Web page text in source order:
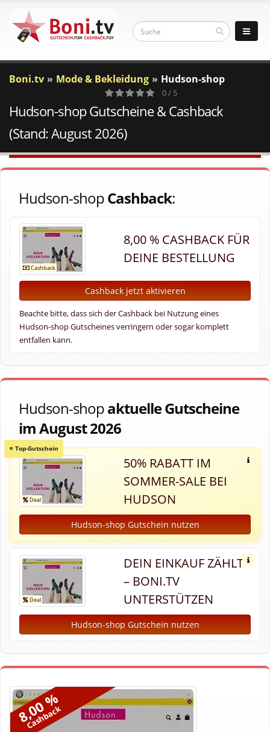
Boni.tv Mode & Bekleidung Hudson-shop
0
Votes
0 / 5
Hudson-shop Gutscheine & Cashback
(Stand: August 2026)
Hudson-shopCashback:
8,00 % CASHBACK FÜR
DEINE BESTELLUNG
Cashback jetzt aktivieren
Beachte bitte, dass sich der Cashback bei Nutzung eines
Hudson-shop Gutscheines verringern oder sogar komplett
entfallen kann.
Hudson-shopaktuelle Gutscheine
im August 2026
50% RABATT IM
SOMMER-SALE BEI
HUDSON
Hudson-shop Gutschein nutzen
DEIN EINKAUF ZÄHLT
– BONI.TV
UNTERSTÜTZEN
Hudson-shop Gutschein nutzen
8,00 %
Cashback